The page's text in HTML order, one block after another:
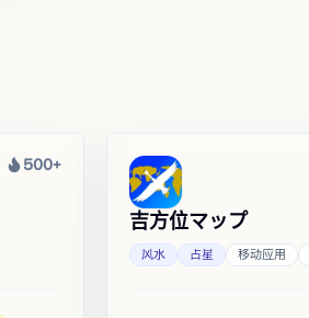
热度
500+
吉方位マップ
风水 占星 移动应用